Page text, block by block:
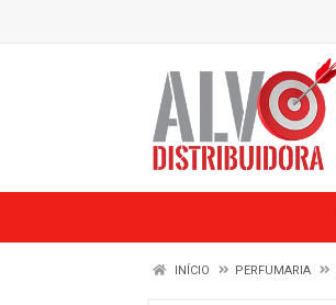
INÍCIO PERFUMARIA